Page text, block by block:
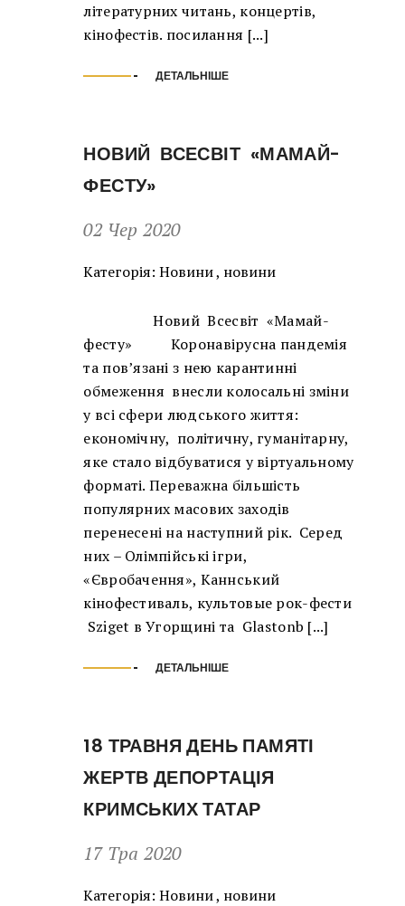
літературних читань, концертів,
кінофестів. посилання [...]
ДЕТАЛЬНІШЕ
НОВИЙ ВСЕСВІТ «МАМАЙ-
ФЕСТУ»
02 Чер 2020
Категорія: Новини, новини
Новий Всесвіт «Мамай-
фесту» Коронавірусна пандемія
та пов’язані з нею карантинні
обмеження внесли колосальні зміни
у всі сфери людського життя:
економічну, політичну, гуманітарну,
яке стало відбуватися у віртуальному
форматі. Переважна більшість
популярних масових заходів
перенесені на наступний рік. Серед
них – Олімпійські ігри,
«Євробачення», Каннський
кінофестиваль, культовые рок-фести
Sziget в Угорщині та Glastonb [...]
ДЕТАЛЬНІШЕ
18 ТРАВНЯ ДЕНЬ ПАМЯТІ
ЖЕРТВ ДЕПОРТАЦІЯ
КРИМСЬКИХ ТАТАР
17 Тра 2020
Категорія: Новини, новини